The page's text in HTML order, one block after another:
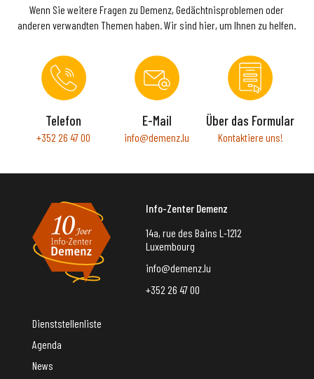
Wenn Sie weitere Fragen zu Demenz, Gedächtnisproblemen oder
anderen verwandten Themen haben. Wir sind hier, um Ihnen zu helfen.
Telefon
+352 26 47 00
E-Mail
info@demenz.lu
Über das Formular
Kontaktiere uns!
Info-Zenter Demenz
14a, rue des Bains L-1212
Luxembourg
info@demenz.lu
+352 26 47 00
Dienststellenliste
Agenda
News